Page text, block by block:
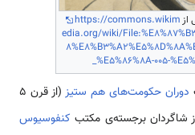
از https://commons.wikim
edia.org/wiki/
_%E5%86%8A-005-
دوران حکومت‌های هم ستیز
(از قرن 5
کنفوسیوس